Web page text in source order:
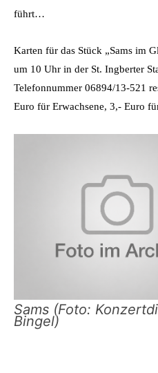
führt…
Karten für das Stück „Sams im
um 10 Uhr in der St. Ingberter
Telefonnummer 06894/13-521
Euro für Erwachsene, 3,- Euro
Sams (Foto:
Bingel)